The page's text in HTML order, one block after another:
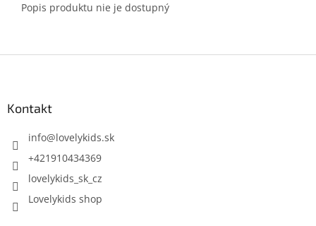
Popis produktu nie je dostupný
Kontakt
info@lovelykids.sk
+421910434369
lovelykids_sk_cz
Lovelykids shop